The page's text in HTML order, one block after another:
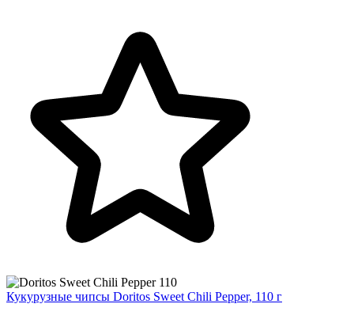
Кукурузные чипсы Doritos Sweet Chili Pepper, 110 г